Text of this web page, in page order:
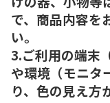
で、商品内容を
い。
3.ご利用の端末
や環境（モニタ
り、色の見え方